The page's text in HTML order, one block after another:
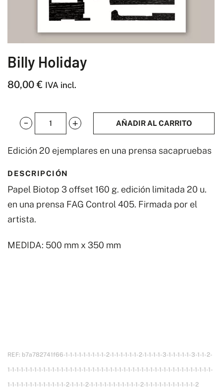
Billy Holiday
80,00€ IVA incl.
Billy
Holiday
AÑADIR AL CARRITO
Edición 20 ejemplares en una prensa sacapruebas
DESCRIPCIÓN
Papel Biotop 3 offset 160 g. edición limitada 20 u.
en una prensa FAG Control 405. Firmada por el
artista.
MEDIDA: 500 mm x 350 mm
REF: b7a782741f66-1-1-1-1-1-1-1-1-1-2-1-1-1-1-1-1-2-1-1-1-1-3-1-1-1-1-1-3-1-1-2-
1-1-1-1-1-1-1-1-1-1-1-1-1-1-1-1-1-1-1-1-1-1-1-1-1-1-1-1-1-1-1-1-1-1-1-1-1-1-1-1-1-1-1-1-1-1-
1-1-1-1-1-1-1-1-1-1-1-1-1-2-1-1-1-2-1-1-1-1-1-1-1-1-1-1-1-2-1-1-1-1-1-1-1-1-1-1-1-2